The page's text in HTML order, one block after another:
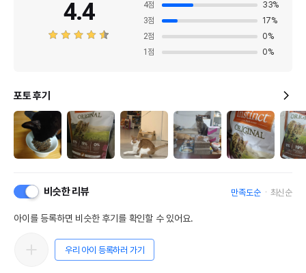
4.4
4점 33%
3점 17%
2점 0%
1 점 0%
포토 후기
비슷한 리뷰 만족도순 최신순
아이를 등록하면 비슷한 후기를 확인할 수 있어요.
우리 아이 등록하러 가기